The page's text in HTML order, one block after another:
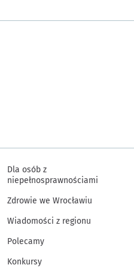
Dla osób z
niepełnosprawnościami
Zdrowie we Wrocławiu
Wiadomości z regionu
Polecamy
Konkursy